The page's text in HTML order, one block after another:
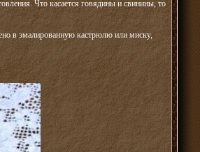
Что касается говядины и свинины, то
в эмалированную кастрюлю или миску,